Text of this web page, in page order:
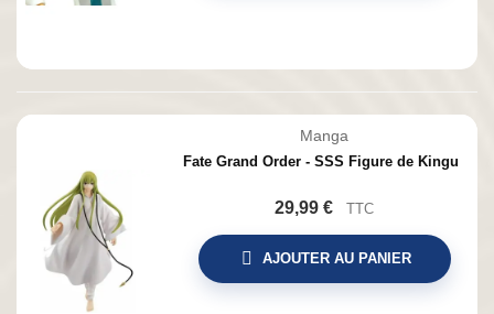
Manga
Fate Grand Order - SSS Figure de Kingu
29,99 € TTC
AJOUTER AU PANIER